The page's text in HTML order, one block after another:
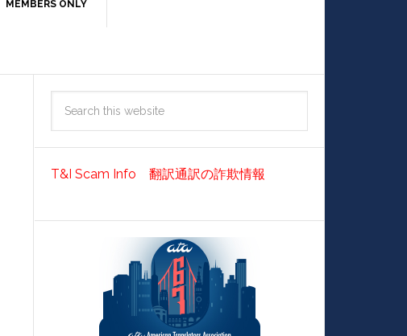
MEMBERS ONLY
T&I Scam Info 翻訳通訳の詐欺情報